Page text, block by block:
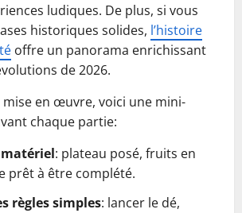
ludiques. De plus, si vous
historiques solides, l’histoire
offre un panorama enrichissant
de 2026.
en œuvre, voici une mini-
chaque partie:
: plateau posé, fruits en
prêt à être complété.
règles simples: lancer le dé,